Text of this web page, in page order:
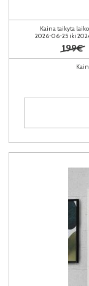
Kaina taikyta
2026-06-25 iki
199€